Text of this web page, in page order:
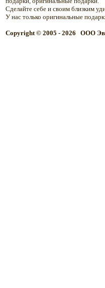
Сделайте себе и своим близким
У нас только оригинальные
Copyright © 2005 - 2026 OOO